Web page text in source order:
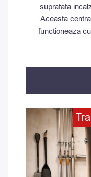
suprafata
Aceasta
functioneaza